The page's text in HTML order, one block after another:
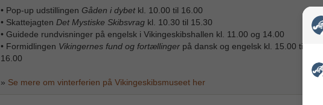
• Pop-up udstillingen Gåden i dybetkl. 10.00 til 16.00
• Skattejagten Det Mystiske Skibsvragkl. 10.30 til 15.30
• Guidede rundvisninger på engelsk i Vikingeskibshallen kl. 11.00 og 14.00
• Formidlingen Vikingernes fund og fortællingerpå dansk og engelsk kl. 15.00 til
16.00
» Se mere om vinterferien på Vikingeskibsmuseet her